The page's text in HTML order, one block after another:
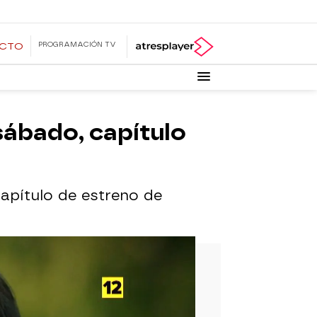
PROGRAMACIÓN TV
capítulo
de estreno de